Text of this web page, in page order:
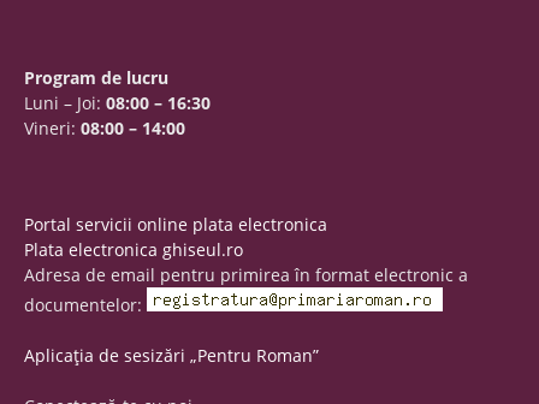
Program de lucru
Luni – Joi: 08:00 – 16:30
Vineri: 08:00 – 14:00
Portal servicii online plata electronica
Plata electronica ghiseul.ro
Adresa de email pentru primirea în format electronic a
documentelor:
Aplicația de sesizări „Pentru Roman”